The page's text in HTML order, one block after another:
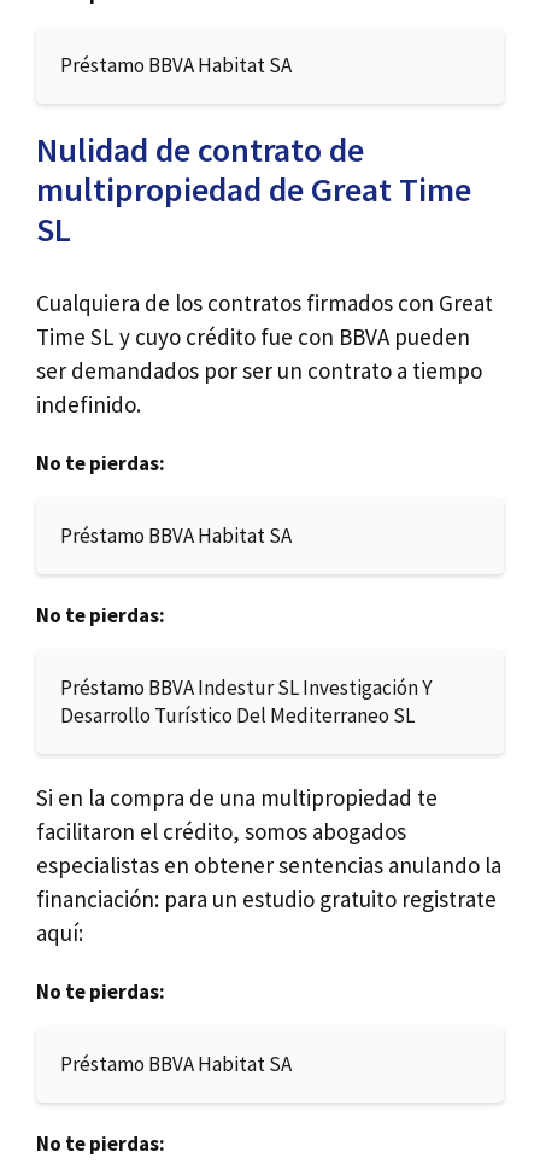
Préstamo BBVA Habitat SA
Nulidad de contrato de
multipropiedad de Great Time
SL
Cualquiera de los contratos firmados con Great
Time SL y cuyo crédito fue con BBVA pueden
ser demandados por ser un contrato a tiempo
indefinido.
No te pierdas:
Préstamo BBVA Habitat SA
No te pierdas:
Préstamo BBVA Indestur SL Investigación Y
Desarrollo Turístico Del Mediterraneo SL
Si en la compra de una multipropiedad te
facilitaron el crédito, somos abogados
especialistas en obtener sentencias anulando la
financiación: para un estudio gratuito registrate
aquí:
No te pierdas:
Préstamo BBVA Habitat SA
No te pierdas: